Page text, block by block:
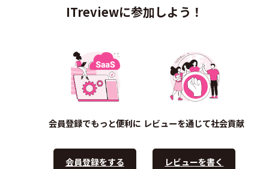
ITreviewに参加しよう！
会員登録でもっと便利に
会員登録をする
レビューを通じて社会貢献
レビューを書く